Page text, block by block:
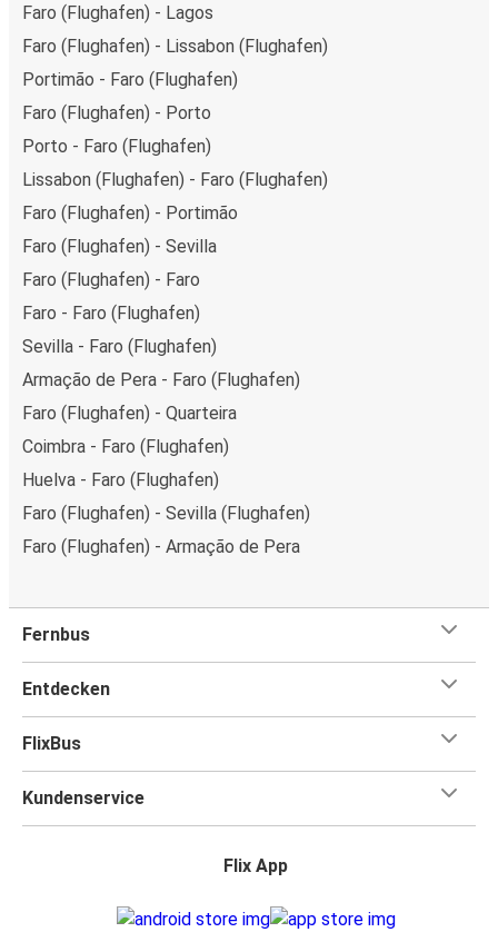
Faro (Flughafen) - Lagos
Faro (Flughafen) - Lissabon (Flughafen)
Portimão - Faro (Flughafen)
Faro (Flughafen) - Porto
Porto - Faro (Flughafen)
Lissabon (Flughafen) - Faro (Flughafen)
Faro (Flughafen) - Portimão
Faro (Flughafen) - Sevilla
Faro (Flughafen) - Faro
Faro - Faro (Flughafen)
Sevilla - Faro (Flughafen)
Armação de Pera - Faro (Flughafen)
Faro (Flughafen) - Quarteira
Coimbra - Faro (Flughafen)
Huelva - Faro (Flughafen)
Faro (Flughafen) - Sevilla (Flughafen)
Faro (Flughafen) - Armação de Pera
Fernbus
Entdecken
FlixBus
Kundenservice
Flix App